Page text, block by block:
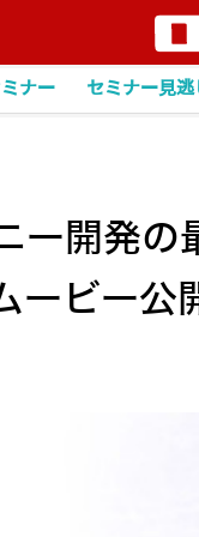
ナー セミナー見逃
ー開発
ービー公